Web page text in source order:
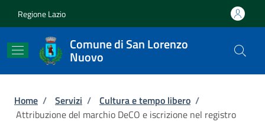
Regione Lazio
Comune di San Lorenzo
Nuovo
Briciole di pane
Home / Servizi / Cultura e tempo libero /
Attribuzione del marchio DeCO e iscrizione nel registro